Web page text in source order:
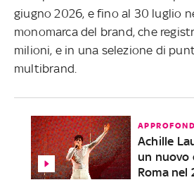
giugno 2026, e fino al 30 luglio
monomarca del brand, che
milioni, e in una selezione di
multibrand.
Achille
un nuovo
Roma nel